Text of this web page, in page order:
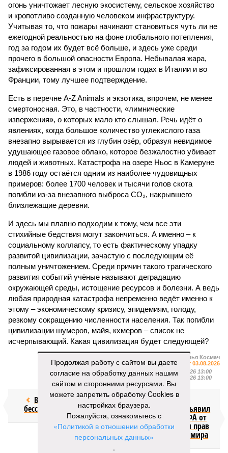
огонь уничтожает лесную экосистему, сельское хозяйство
и кропотливо созданную человеком инфраструктуру.
Учитывая то, что пожары начинают становиться чуть ли не
ежегодной реальностью на фоне глобального потепления,
год за годом их будет всё больше, и здесь уже среди
прочего в большой опасности Европа. Небывалая жара,
зафиксированная в этом и прошлом годах в Италии и во
Франции, тому лучшее подтверждение.
Есть в перечне A-Z Animals и экзотика, впрочем, не менее
смертоносная. Это, в частности, «лимнические
извержения», о которых мало кто слышал. Речь идёт о
явлениях, когда большое количество углекислого газа
внезапно вырывается из глубин озёр, образуя невидимое
удушающее газовое облако, которое безжалостно убивает
людей и животных. Катастрофа на озере Ньос в Камеруне
в 1986 году остаётся одним из наиболее чудовищных
примеров: более 1700 человек и тысячи голов скота
погибли из-за внезапного выброса CO₂, накрывшего
близлежащие деревни.
И здесь мы плавно подходим к тому, чем все эти
стихийные бедствия могут закончиться. А именно – к
социальному коллапсу, то есть фактическому упадку
развитой цивилизации, зачастую с последующим её
полным уничтожением. Среди причин такого трагического
развития событий учёные называют деградацию
окружающей среды, истощение ресурсов и болезни. А ведь
любая природная катастрофа непременно ведёт именно к
этому – экономическому кризису, эпидемиям, голоду,
резкому сокращению численности населения. Так погибли
цивилизации шумеров, майя, кхмеров – список не
исчерпывающий. Какая цивилизация будет следующей?
Илья Космач
Газета«Наша версия» №29 от 03.08.2026
Опубликовано:05.08.2026 13:00
Отредактировано:05.08.2026 13:00
Возраст
бессмертия
Инфантино
отступил и объявил
об отказе ФИФА от
продажи доли прав
на чемпионат мира
Продолжая работу с сайтом вы даете
согласие на обработку данных нашим
сайтом и сторонними ресурсами. Вы
можете запретить обработку Cookies в
настройках браузера.
Пожалуйста, ознакомьтесь с
«Политикой в отношении обработки
персональных данных»
.